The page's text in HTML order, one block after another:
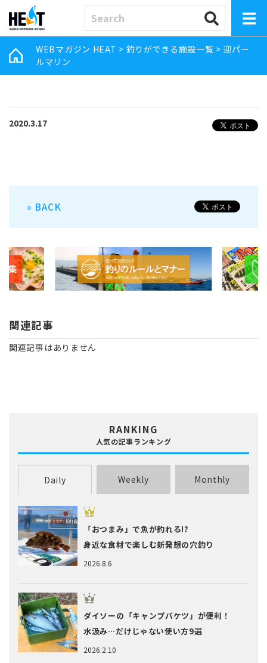
WEBマガジン HEAT > 釣りができる施設一覧 > 迎パー
ルマリン
2020.3.17
» BACK
関連記事
関連記事はありません
RANKING
人気の記事ランキング
Daily Weekly Monthly
2026.8.6
「おつまみ」で魚が釣れる!?
身近な食材で楽しむ新発想の穴釣り
2026.2.10
ダイソーの「キャンプバケツ」が便利！
水汲み…だけじゃない使い方9選